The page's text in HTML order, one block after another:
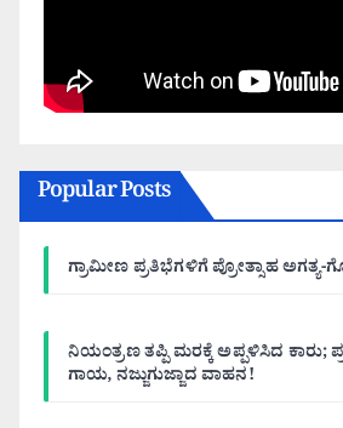
Popular Posts
ಗ್ರಾಮೀಣ ಪ್ರತಿಭೆಗಳಿಗೆ ಪ್ರೋತ್ಸಾಹ ಅಗತ್ಯ-
ನಿಯಂತ್ರಣ ತಪ್ಪಿ ಮರಕ್ಕೆ ಅಪ್ಪಳಿಸಿದ ಕಾರು;
ಗಾಯ, ನಜ್ಜುಗುಜ್ಜಾದ ವಾಹನ!